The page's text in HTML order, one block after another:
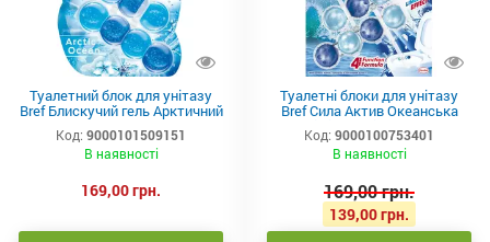
Туалетний блок для унітазу
Bref Блискучий гель Арктичний
океан 42 г х 3 ш
Код: 9000101509151
В наявності
169,00 грн.
Туалетні блоки для унітазу
Bref Сила Актив Океанська
Код: 9000100753401
В наявності
169,00 грн.
139,00 грн.